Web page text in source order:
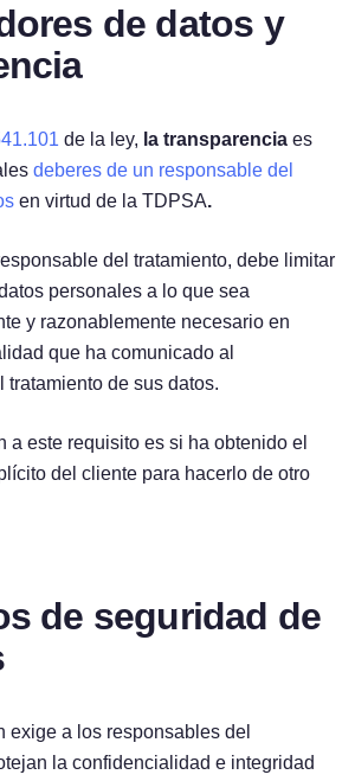
de datos y
de la ley, la transparencia es
deberes de un responsable del
en virtud de la TDPSA.
del tratamiento, debe limitar
personales a lo que sea
y razonablemente necesario en
que ha comunicado al
tratamiento de sus datos.
a este requisito es si ha obtenido el
del cliente para hacerlo de otro
de seguridad de
exige a los responsables del
la confidencialidad e integridad